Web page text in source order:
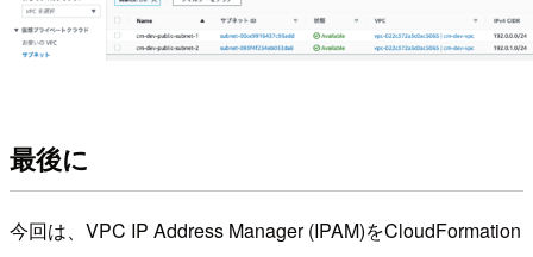
最後に
今回は、VPC IP Address Manager (IPAM)をCloudFormation